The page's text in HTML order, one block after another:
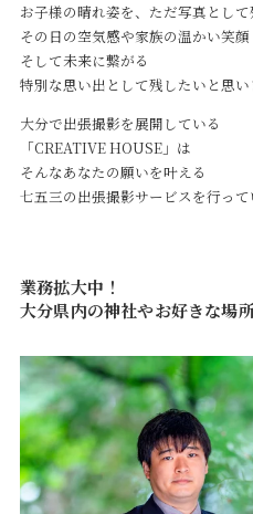
お子様の晴れ姿を、ただ写真として
その日の空気感や家族の温かい笑顔
そして未来に繋がる
特別な思い出として残したいと思い
大分で出張撮影を展開している
「CREATIVE HOUSE」は
そんなあなたの願いを叶える
七五三の出張撮影サービスを行って
業務拡大中！
大分県内の神社やお好きな場